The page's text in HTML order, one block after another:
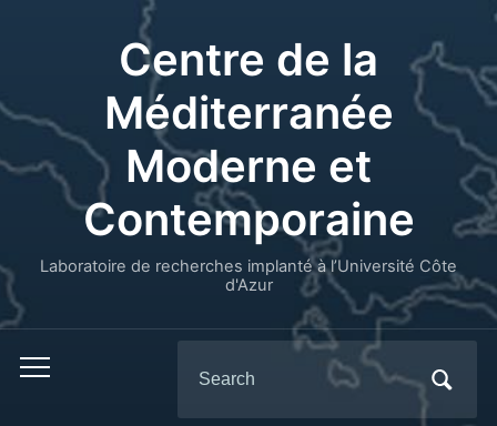
Centre de la
Méditerranée
Moderne et
Contemporaine
Laboratoire de recherches implanté à l’Université Côte
d'Azur
for: